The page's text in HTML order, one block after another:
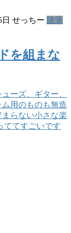
せっちー 随筆
を組まな
ーズ、ギター、
用のものも無造
らない小さな楽
ててすごいです